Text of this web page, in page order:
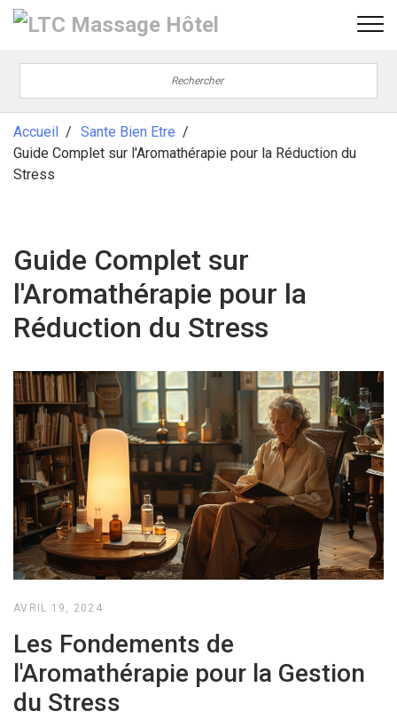
Accueil
Sante Bien Etre
Guide Complet sur l'Aromathérapie pour la Réduction du
Stress
Guide Complet sur
l'Aromathérapie pour la
Réduction du Stress
AVRIL 19, 2024
Les Fondements de
l'Aromathérapie pour la Gestion
du Stress